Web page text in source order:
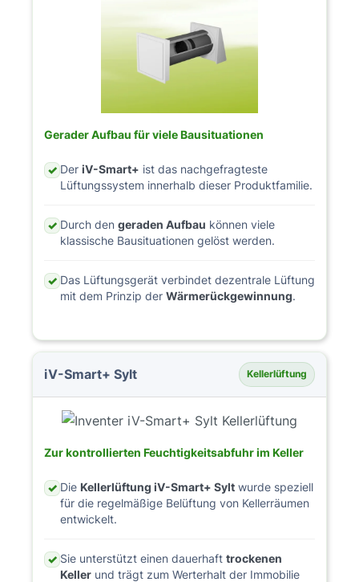
Gerader Aufbau für viele Bausituationen
✓ Der iV-Smart+ ist das nachgefragteste
Lüftungssystem innerhalb dieser Produktfamilie.
✓ Durch den geraden Aufbau können viele
klassische Bausituationen gelöst werden.
✓ Das Lüftungsgerät verbindet dezentrale Lüftung
mit dem Prinzip der Wärmerückgewinnung.
iV-Smart+ Sylt Kellerlüftung
Zur kontrollierten Feuchtigkeitsabfuhr im Keller
✓ Die Kellerlüftung iV-Smart+ Sylt wurde speziell
für die regelmäßige Belüftung von Kellerräumen
entwickelt.
✓ Sie unterstützt einen dauerhaft trockenen
Keller und trägt zum Werterhalt der Immobilie